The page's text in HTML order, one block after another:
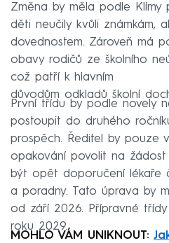
Změna by měla podle Klímy
děti neučily kvůli známkám,
dovednostem. Zároveň má
obavy rodičů ze školního
což patří k hlavním
důvodům odkladů školní
První třídu by podle novely
postoupit do druhého
prospěch. Ředitel by pouze
opakování povolit na
být opět doporučení lékaře
a poradny. Tato úprava by
od září 2026. Přípravné
roku 2029.
MOHLO VÁM UNIKNOUT: